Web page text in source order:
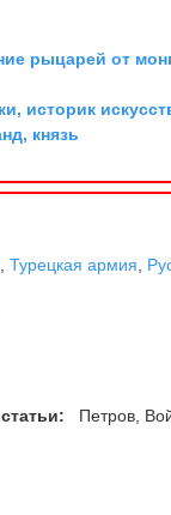
рыцарей от
историк
князь
,Турецкая армия
Петров,